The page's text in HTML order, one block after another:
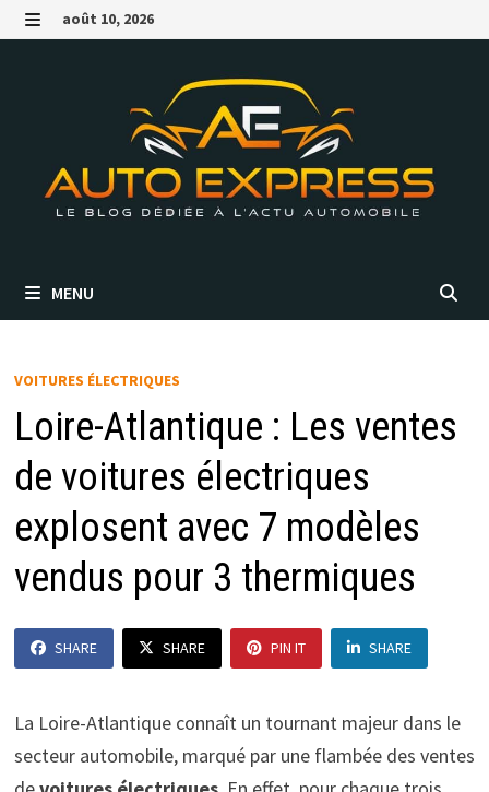
Passer
au MENU
août 10, 2026
MENU
VOITURES ÉLECTRIQUES
Loire-Atlantique : Les ventes
de voitures électriques
explosent avec 7 modèles
vendus pour 3 thermiques
SHARE SHARE PIN IT SHARE
La Loire-Atlantique connaît un tournant majeur dans le
secteur automobile, marqué par une flambée des ventes